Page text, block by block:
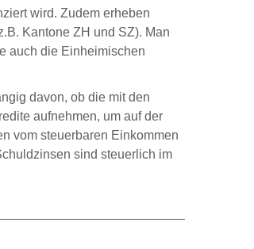
wird. Zudem erheben
Kantone ZH und SZ). Man
auch die Einheimischen
davon, ob die mit den
aufnehmen, um auf der
vom steuerbaren Einkommen
sind steuerlich im